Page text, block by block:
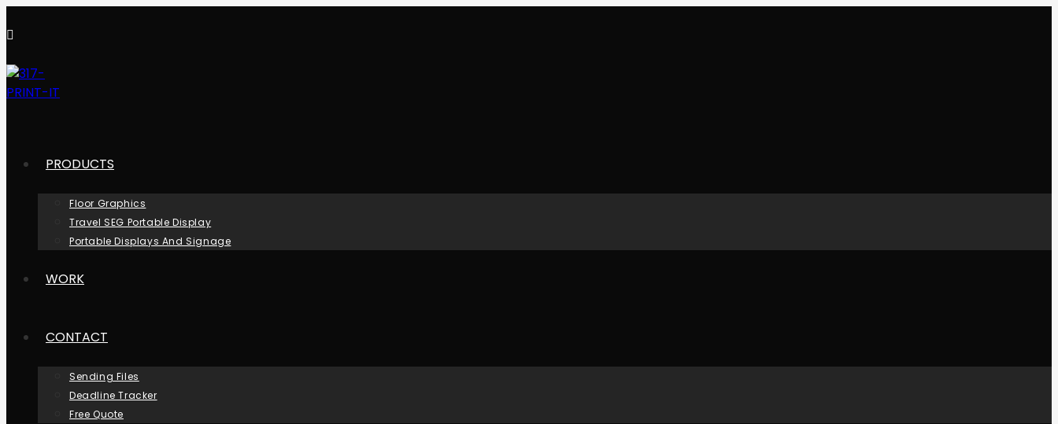
to
PRODUCTS
Floor Graphics
Travel SEG Portable Display
Portable Displays And Signage
WORK
CONTACT
Sending Files
Deadline Tracker
Free Quote